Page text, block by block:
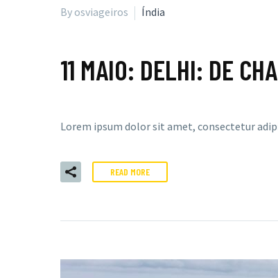
By osviageiros Índia
11 MAIO: DELHI: DE
Lorem ipsum dolor sit amet, consectetur
READ MORE